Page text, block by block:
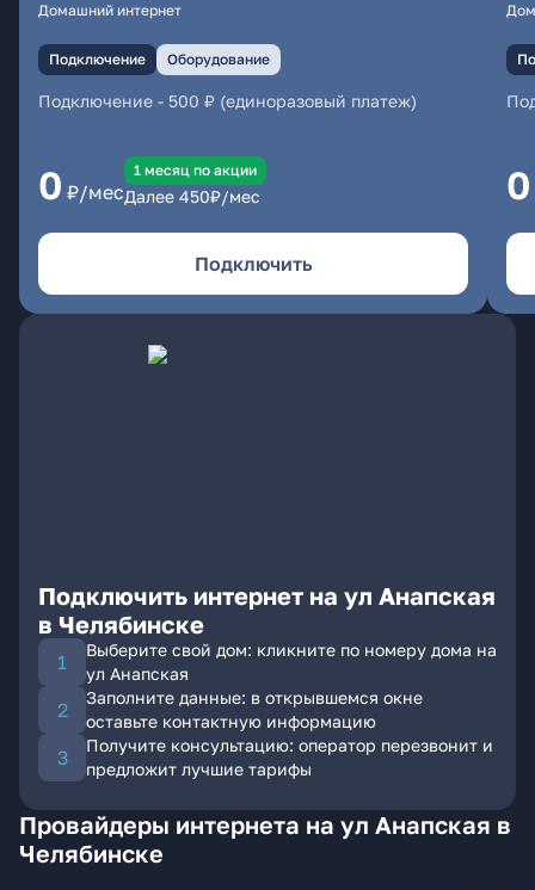
Домашний интернет
Подключение Оборудование
Подключение - 500 ₽ (единоразовый платеж)
0 ₽/мес
1 месяц по акции
Далее 450₽/мес
Подключить
0
Подключить интернет на ул Анапская
в Челябинске
Выберите свой дом: кликните по номеру дома на
ул Анапская
Заполните данные: в открывшемся окне
оставьте контактную информацию
Получите консультацию: оператор перезвонит и
предложит лучшие тарифы
Провайдеры интернета на ул Анапская в
Челябинске